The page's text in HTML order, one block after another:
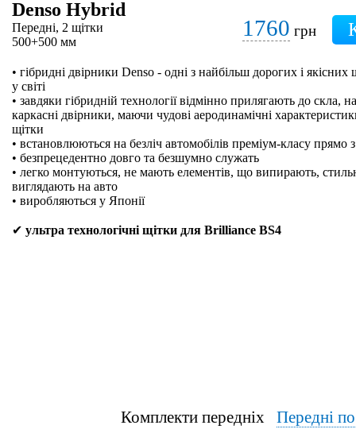
Denso Hybrid
Передні, 2 щітки
500+500 мм
1760 грн
• гібридні двірники Denso - одні з найбільш дорогих і
у світі
• завдяки гібридній технології відмінно прилягають до скла,
каркасні двірники, маючи чудові аеродинамічні
щітки
• встановлюються на безліч автомобілів преміум-класу прямо
• безпрецедентно довго та безшумно служать
• легко монтуються, не мають елементів, що випирають,
виглядають на авто
• виробляються у Японії
✔ ультра технологічні щітки для Brilliance BS4
Комплекти передніх Передні